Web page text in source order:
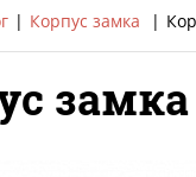
Корпус замка
замка